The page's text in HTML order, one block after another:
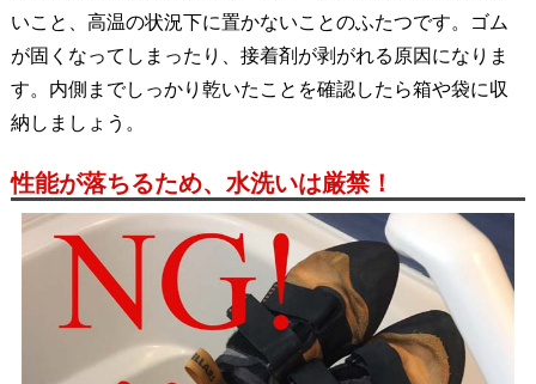
いこと、高温の状況下に置かないことのふたつです。ゴム
が固くなってしまったり、接着剤が剥がれる原因になりま
す。内側までしっかり乾いたことを確認したら箱や袋に収
納しましょう。
性能が落ちるため、水洗いは厳禁！